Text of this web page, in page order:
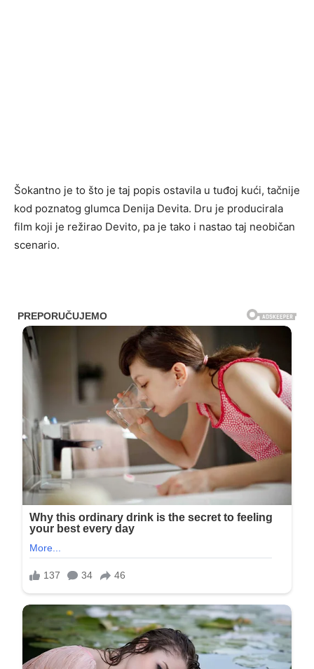
Šokantno je to što je taj popis ostavila u tuđoj kući, tačnije
kod poznatog glumca Denija Devita. Dru je producirala
film koji je režirao Devito, pa je tako i nastao taj neobičan
scenario.